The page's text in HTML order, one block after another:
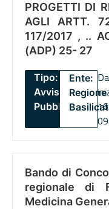
PROGETTI DI
AGLI ARTT.
117/2017 , ..
(ADP) 25- 27
Tipo:
Avviso
Pubblico
Ente:
Regione
Bando di
regionale di
Medicina